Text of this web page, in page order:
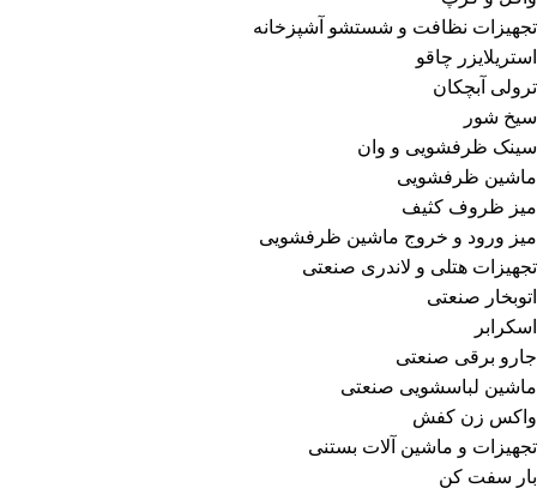
تجهیزات نظافت و شستشو آشپزخانه
استریلایزر چاقو
ترولی آبچکان
سیخ شور
سینک ظرفشویی و وان
ماشین ظرفشویی
میز ظروف کثیف
میز ورود و خروج ماشین ظرفشویی
تجهیزات هتلی و لاندری صنعتی
اتوبخار صنعتی
اسکرابر
جارو برقی صنعتی
ماشین لباسشویی صنعتی
واکس زن کفش
تجهیزات و ماشین آلات بستنی
بار سفت کن